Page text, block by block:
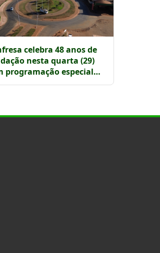
celebra 48 anos de
nesta quarta (29)
programação especial
à população